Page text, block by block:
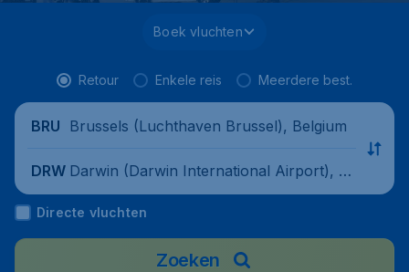
Boek vluchten
Retour Enkele reis Meerdere best.
BRU Brussels (Luchthaven Brussel), Belgium
DRW Darwin (Darwin International Airport), A
ustralia
Directe vluchten
Zoeken